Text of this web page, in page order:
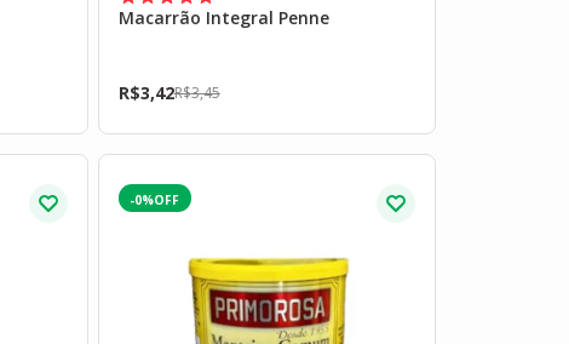
Macarrão Integral Penne
R$3,45
R$3,42
-0%